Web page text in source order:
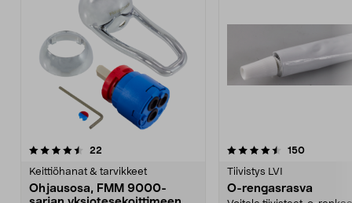
22
Keittiöhanat & tarvikkeet
Ohjausosa, FMM 9000-
4.5viidestä
150arvostelut
Tiivistys LVI
O-rengasrasva
4.5viidestä